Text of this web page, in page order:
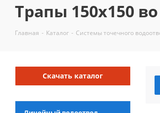
Трапы 150х150
Главная - Каталог - Системы точечного
Скачать каталог